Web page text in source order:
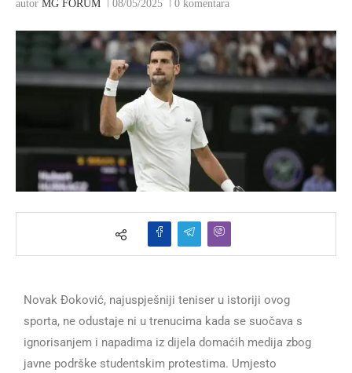
autor MG FORUM 08/05/2025 0 komentara
Novak Đoković, najuspješniji teniser u istoriji ovog
sporta, ne odustaje ni u trenucima kada se suočava s
ignorisanjem i napadima iz dijela domaćih medija zbog
javne podrške studentskim protestima. Umjesto